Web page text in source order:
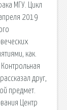
МГУ. Цикл
2019
как.
друг,
предмет.
Центр